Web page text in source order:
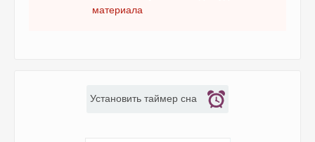
материала
Установить таймер сна